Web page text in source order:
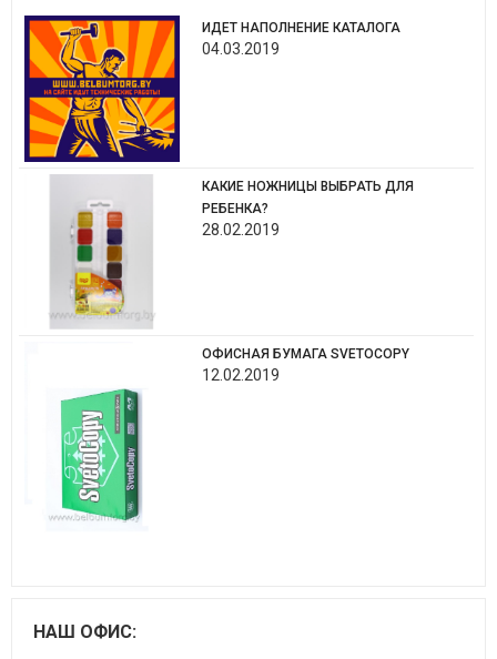
ИДЕТ НАПОЛНЕНИЕ КАТАЛОГА
04.03.2019
КАКИЕ НОЖНИЦЫ ВЫБРАТЬ ДЛЯ
РЕБЕНКА?
28.02.2019
ОФИСНАЯ БУМАГА SVETOCOPY
12.02.2019
НАШ ОФИС: